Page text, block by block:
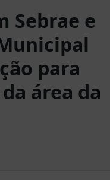
Sebrae e
para
área da